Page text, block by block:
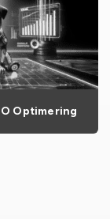
Optimering